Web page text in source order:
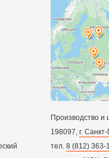
Производство
198097, г.
тел. 8 (812) 363-